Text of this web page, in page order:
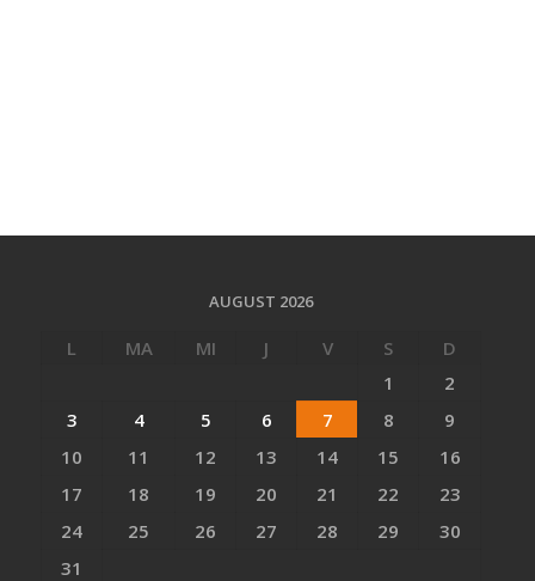
AUGUST 2026
L MA MI J V S
D
1
2
3
4 5 6 7 8
9
10
11 12 13 14 15
16
17
18 19 20 21 22
23
24
25 26 27 28 29
30
31